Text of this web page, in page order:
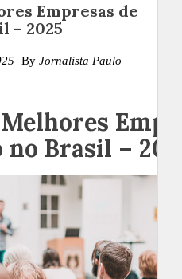
Empresas de
– 2025
By Jornalista Paulo
no Brasil –